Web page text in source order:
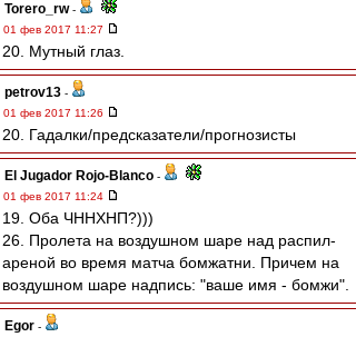
Torero_rw-
01 фев 2017 11:27
20. Мутный глаз.
petrov13 -
01 фев 2017 11:26
20. Гадалки/предсказатели/прогнозисты
El Jugador Rojo-Blanco -
01 фев 2017 11:24
19. Оба ЧННХНП?)))
26. Пролета на воздушном шаре над распил-
ареной во время матча бомжатни. Причем на
воздушном шаре надпись: "ваше имя - бомжи".
Egor -